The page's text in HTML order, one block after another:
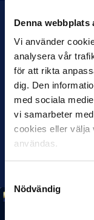
Denna webbplats
Vi använder
analysera vår
för att rikta
dig. Den
med sociala
vi samarbeter
cookies eller välja
användas.
Nödvändig